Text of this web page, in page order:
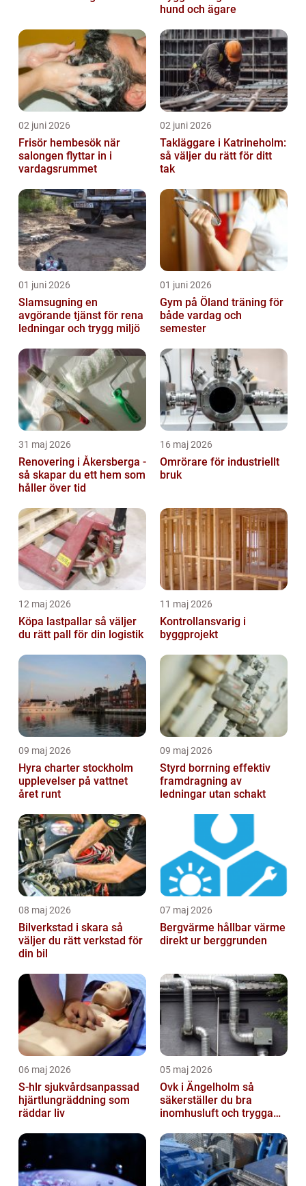
hund och ägare
02 juni 2026
Frisör hembesök när
salongen flyttar in i
vardagsrummet
02 juni 2026
Takläggare i Katrineholm:
så väljer du rätt för ditt
tak
01 juni 2026
Slamsugning en
avgörande tjänst för rena
ledningar och trygg miljö
01 juni 2026
Gym på Öland träning för
både vardag och
semester
31 maj 2026
Renovering i Åkersberga -
så skapar du ett hem som
håller över tid
16 maj 2026
Omrörare för industriellt
bruk
12 maj 2026
Köpa lastpallar så väljer
du rätt pall för din logistik
11 maj 2026
Kontrollansvarig i
byggprojekt
09 maj 2026
Hyra charter stockholm
upplevelser på vattnet
året runt
09 maj 2026
Styrd borrning effektiv
framdragning av
ledningar utan schakt
08 maj 2026
Bilverkstad i skara så
väljer du rätt verkstad för
din bil
07 maj 2026
Bergvärme hållbar värme
direkt ur berggrunden
06 maj 2026
S-hlr sjukvårdsanpassad
hjärtlungräddning som
räddar liv
05 maj 2026
Ovk i Ängelholm så
säkerställer du bra
inomhusluft och trygga